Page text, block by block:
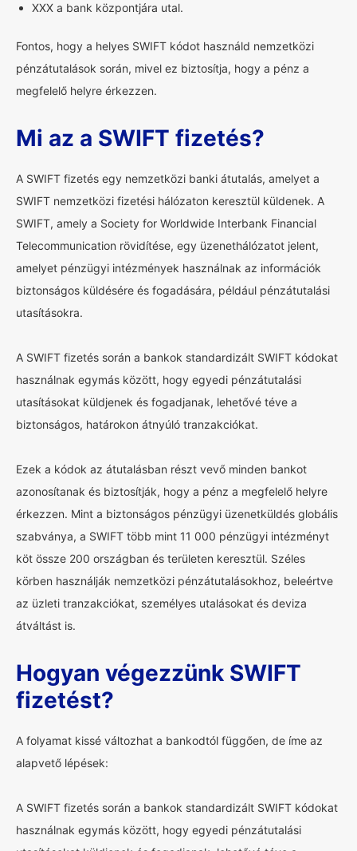
XXX a bank központjára utal.
Fontos, hogy a helyes SWIFT kódot használd nemzetközi
pénzátutalások során, mivel ez biztosítja, hogy a pénz a
megfelelő helyre érkezzen.
Mi az a SWIFT fizetés?
A SWIFT fizetés egy nemzetközi banki átutalás, amelyet a
SWIFT nemzetközi fizetési hálózaton keresztül küldenek. A
SWIFT, amely a Society for Worldwide Interbank Financial
Telecommunication rövidítése, egy üzenethálózatot jelent,
amelyet pénzügyi intézmények használnak az információk
biztonságos küldésére és fogadására, például pénzátutalási
utasításokra.
A SWIFT fizetés során a bankok standardizált SWIFT kódokat
használnak egymás között, hogy egyedi pénzátutalási
utasításokat küldjenek és fogadjanak, lehetővé téve a
biztonságos, határokon átnyúló tranzakciókat.
Ezek a kódok az átutalásban részt vevő minden bankot
azonosítanak és biztosítják, hogy a pénz a megfelelő helyre
érkezzen. Mint a biztonságos pénzügyi üzenetküldés globális
szabványa, a SWIFT több mint 11 000 pénzügyi intézményt
köt össze 200 országban és területen keresztül. Széles
körben használják nemzetközi pénzátutalásokhoz, beleértve
az üzleti tranzakciókat, személyes utalásokat és deviza
átváltást is.
Hogyan végezzünk SWIFT
fizetést?
A folyamat kissé változhat a bankodtól függően, de íme az
alapvető lépések:
A SWIFT fizetés során a bankok standardizált SWIFT kódokat
használnak egymás között, hogy egyedi pénzátutalási